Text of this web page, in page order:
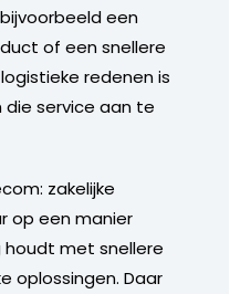
een
of een snellere
redenen is
service aan te
zakelijke
op een manier
houdt met snellere
oplossingen. Daar